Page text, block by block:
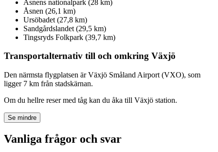
Åsnens nationalpark (28 km)
Åsnen (26,1 km)
Ursöbadet (27,8 km)
Sandgårdslandet (29,5 km)
Tingsryds Folkpark (39,7 km)
Transportalternativ till och omkring Växjö
Den närmsta flygplatsen är Växjö Småland Airport (VXO), som
ligger 7 km från stadskärnan.
Om du hellre reser med tåg kan du åka till Växjö station.
Se mindre
Vanliga frågor och svar